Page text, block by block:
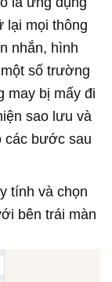
lại mọi thông
nhắn, hình
số trường
may bị mấy đi
sao lưu và
các bước sau
tính và chọn
bên trái màn